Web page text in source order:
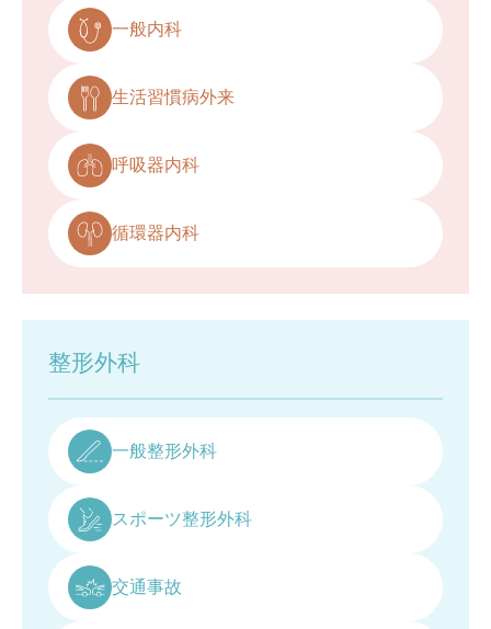
一般内科
生活習慣病外来
呼吸器内科
循環器内科
整形外科
一般整形外科
スポーツ整形外科
交通事故